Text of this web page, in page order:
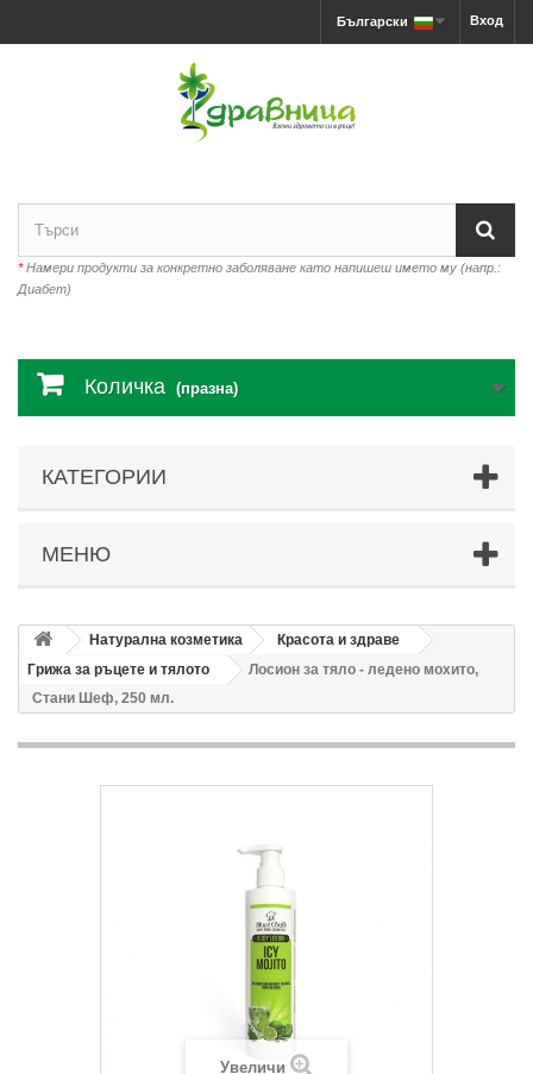
Вход
Български
*Намери продукти за конкретно заболяване като напишеш името му (напр.:
Диабет)
Количка (празна)
КАТЕГОРИИ
МЕНЮ
Натурална козметика
Красота и здраве
Грижа за ръцете и тялото
Лосион за тяло - ледено мохито,
Стани Шеф, 250 мл.
Увеличи